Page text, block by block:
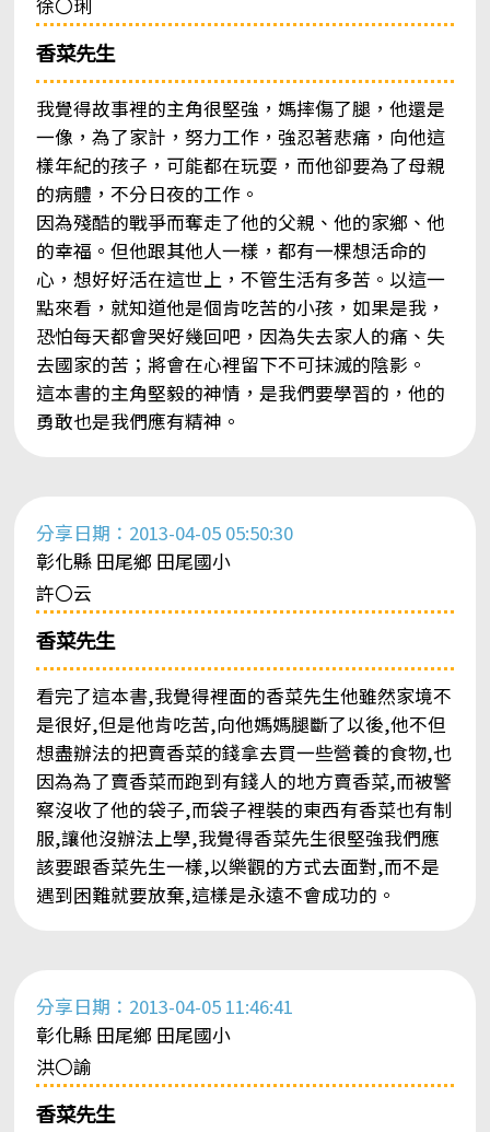
徐〇琍
香菜先生
我覺得故事裡的主角很堅強，媽摔傷了腿，他還是
一像，為了家計，努力工作，強忍著悲痛，向他這
樣年紀的孩子，可能都在玩耍，而他卻要為了母親
的病體，不分日夜的工作。
因為殘酷的戰爭而奪走了他的父親、他的家鄉、他
的幸福。但他跟其他人一樣，都有一棵想活命的
心，想好好活在這世上，不管生活有多苦。以這一
點來看，就知道他是個肯吃苦的小孩，如果是我，
恐怕每天都會哭好幾回吧，因為失去家人的痛、失
去國家的苦；將會在心裡留下不可抹滅的陰影。
這本書的主角堅毅的神情，是我們要學習的，他的
勇敢也是我們應有精神。
分享日期：2013-04-05 05:50:30
彰化縣 田尾鄉 田尾國小
許〇云
香菜先生
看完了這本書,我覺得裡面的香菜先生他雖然家境不
是很好,但是他肯吃苦,向他媽媽腿斷了以後,他不但
想盡辦法的把賣香菜的錢拿去買一些營養的食物,也
因為為了賣香菜而跑到有錢人的地方賣香菜,而被警
察沒收了他的袋子,而袋子裡裝的東西有香菜也有制
服,讓他沒辦法上學,我覺得香菜先生很堅強我們應
該要跟香菜先生一樣,以樂觀的方式去面對,而不是
遇到困難就要放棄,這樣是永遠不會成功的。
分享日期：2013-04-05 11:46:41
彰化縣 田尾鄉 田尾國小
洪〇諭
香菜先生